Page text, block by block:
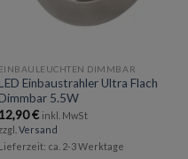
EINBAULEUCHTEN DIMMBAR
LED Einbaustrahler Ultra Flach
Dimmbar 5.5W
12,90€ inkl. MwSt
Versand
Lieferzeit: ca. 2-3 Werktage